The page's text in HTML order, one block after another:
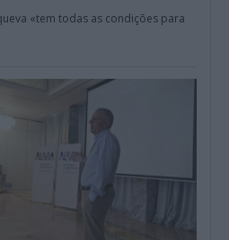
«tem todas as condições para